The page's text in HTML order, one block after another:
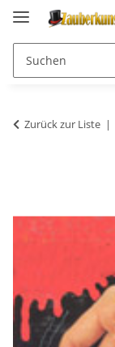
Zurück zur Liste